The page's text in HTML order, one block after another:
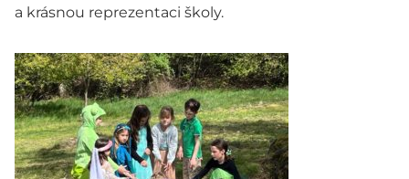
a krásnou reprezentaci školy.